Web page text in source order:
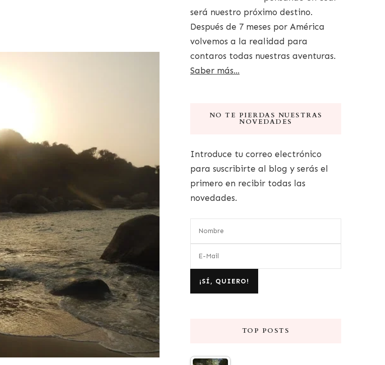
será nuestro próximo destino.
Después de 7 meses por América
volvemos a la realidad para
contaros todas nuestras aventuras.
Saber más...
NO TE PIERDAS NUESTRAS
NOVEDADES
Introduce tu correo electrónico
para suscribirte al blog y serás el
primero en recibir todas las
novedades.
TOP POSTS